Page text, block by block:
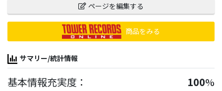
ページを編集する
商品をみる
サマリー/統計情報
基本情報充実度： 100%